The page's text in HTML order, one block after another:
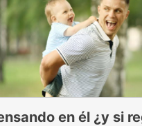
en él ¿y si